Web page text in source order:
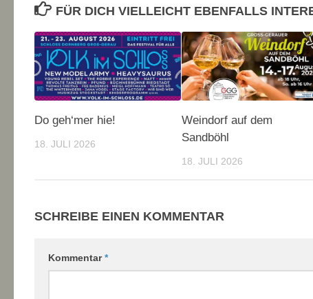
FÜR DICH VIELLEICHT EBENFALLS
Do geh‘mer hie!
18. JULI 2026
Weindorf auf dem
Sandböhl
18. JULI 2026
SCHREIBE EINEN KOMMENTAR
Kommentar*